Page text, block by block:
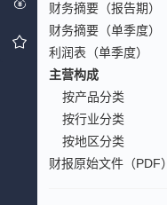
财务摘要（报告期）
财务摘要（单季度）
利润表（单季度）
主营构成
按产品分类
按行业分类
按地区分类
财报原始文件（PDF）